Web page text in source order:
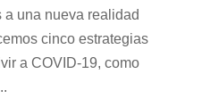
una nueva realidad
cinco estrategias
a COVID-19, como